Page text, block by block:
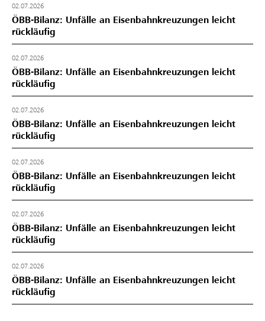
02.07.2026
ÖBB-Bilanz: Unfälle an Eisenbahnkreuzungen leicht
rückläufig
02.07.2026
ÖBB-Bilanz: Unfälle an Eisenbahnkreuzungen leicht
rückläufig
02.07.2026
ÖBB-Bilanz: Unfälle an Eisenbahnkreuzungen leicht
rückläufig
02.07.2026
ÖBB-Bilanz: Unfälle an Eisenbahnkreuzungen leicht
rückläufig
02.07.2026
ÖBB-Bilanz: Unfälle an Eisenbahnkreuzungen leicht
rückläufig
02.07.2026
ÖBB-Bilanz: Unfälle an Eisenbahnkreuzungen leicht
rückläufig